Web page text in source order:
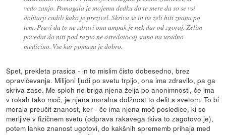
vedo zanjo. Pomagala je mojemu dedku do te mere da so se vsi
dohtarji cudili kako je prezivel. Skriva se in ne zeli biti znana po
tem. Pravi da to ne zdravi ona ampak je nek dar od zgoraj. Zelim
povedat da niti pod razno ne osredotocaj samo na uradno
medicino. Vse kar pomaga je dobro.
Spet, prekleta prasica - in to mislim čisto dobesedno, brez
opravičevanja. Milijoni ljudi po svetu trpijo, ona ima zdravilo, pa ga
skriva zase. Me sploh ne briga njena želja po anonimnosti, če ima
v rokah tako moč, je njena moralna dolžnost to delit s svetom. To bi
morala preučit znanost, ker - če ima njena moč posledice, ki so
merljive v fizičnem svetu (odprava rakavega tkiva to zagotovo je),
potem lahko znanost ugotovi, do kakšnih sprememb prihaja med